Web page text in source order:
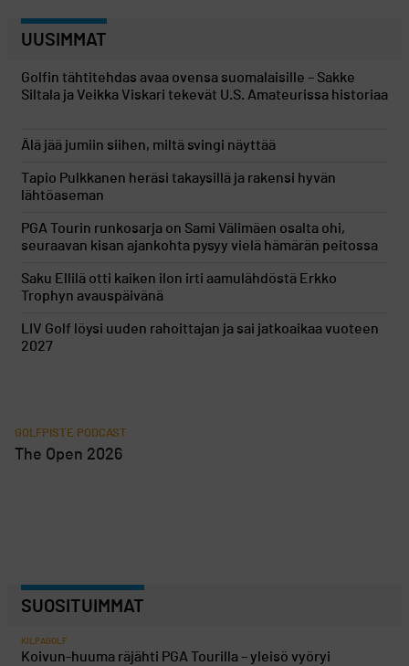
UUSIMMAT
Golfin tähtitehdas avaa ovensa suomalaisille – Sakke
Siltala ja Veikka Viskari tekevät U.S. Amateurissa historiaa
Älä jää jumiin siihen, miltä svingi näyttää
Tapio Pulkkanen heräsi takaysillä ja rakensi hyvän
lähtöaseman
PGA Tourin runkosarja on Sami Välimäen osalta ohi,
seuraavan kisan ajankohta pysyy vielä hämärän peitossa
Saku Ellilä otti kaiken ilon irti aamulähdöstä Erkko
Trophyn avauspäivänä
LIV Golf löysi uuden rahoittajan ja sai jatkoaikaa vuoteen
2027
GOLFPISTE PODCAST
The Open 2026
SUOSITUIMMAT
KILPAGOLF
Koivun-huuma räjähti PGA Tourilla – yleisö vyöryi